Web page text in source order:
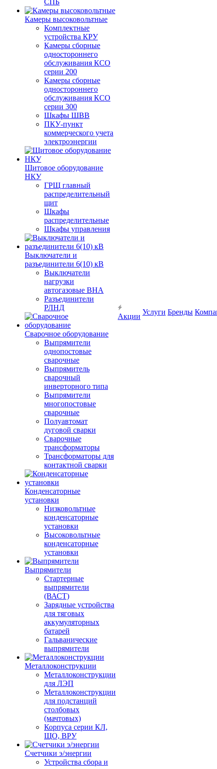
СПБ
Камеры высоковольтные
Комплектные
устройства КРУ
Камеры сборные
одностороннего
обслуживания КСО
серии 200
Камеры сборные
одностороннего
обслуживания КСО
серии 300
Шкафы ШВВ
ПКУ-пункт
коммерческого учета
электроэнергии
Щитовое оборудование
НКУ
ГРЩ главный
распределительный
щит
Шкафы
распределительные
Шкафы управления
Выключатели и
разъединители 6(10) кВ
Выключатели
нагрузки
автогазовые ВНА
Разъединители
РЛНД
Сварочное оборудование
Выпрямители
однопостовые
сварочные
Выпрямитель
сварочный
инверторного типа
Выпрямители
многопостовые
сварочные
Полуавтомат
дуговой сварки
Сварочные
трансформаторы
Трансформаторы для
контактной сварки
Конденсаторные
установки
Низковольтные
конденсаторные
установки
Высоковольтные
конденсаторные
установки
Выпрямители
Стартерные
выпрямители
(ВАСТ)
Зарядные устройства
для тяговых
аккумуляторных
батарей
Гальванические
выпрямители
Металлоконструкции
Металлоконструкции
для ЛЭП
Металлоконструкции
для подстанций
столбовых
(мачтовых)
Корпуса серии КЛ,
ЩО, ВРУ
Счетчики э/энергии
Устройства сбора и
Акции
Услуги Бренды